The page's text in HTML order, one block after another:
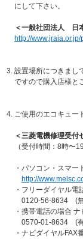
にして下さい。
＜一般社団法人 日
http://
設置場所につきまし
ですので購入店様と
ご使用のエコキュー
＜三菱電機修理受付
（受付時間：8時〜
・パソコン・スマー
http://
・フリーダイヤル電
0120-56-8634 (
・携帯電話の場合
0570-01-8634 (有
・ナビダイヤルFAX